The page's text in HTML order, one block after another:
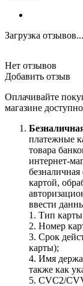
Загрузка отзывов...
Нет отзывов
Добавить отзыв
Оплачивайте
магазине
платежные
товара
интернет-
безналичная
картой,
ввести
1. Тип
2. Номер
3. Срок
карты);
4. Имя
также как
5. CVC2/